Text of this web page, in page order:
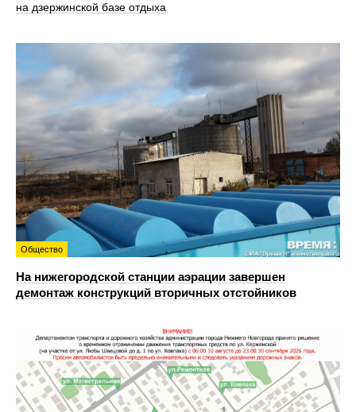
на дзержинской базе отдыха
Общество
На нижегородской станции аэрации завершен
демонтаж конструкций вторичных отстойников